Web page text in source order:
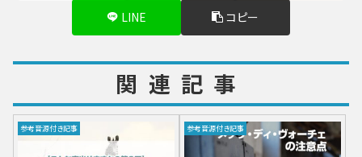
LINE コピー
関連記事
参考音源付き記事 参考音源付き記事